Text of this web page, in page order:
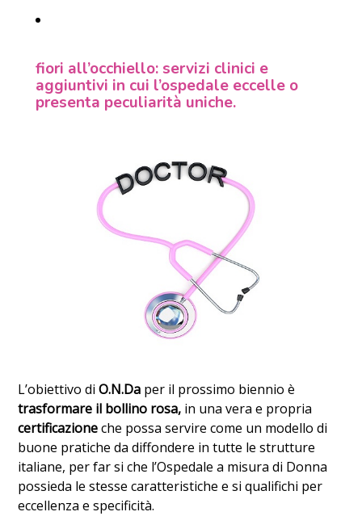
fiori all’occhiello: servizi clinici e
aggiuntivi in cui l’ospedale eccelle o
presenta peculiarità uniche.
L’obiettivo diO.N.Da per il prossimo biennio è
trasformare il bollino rosa, in una vera e propria
certificazioneche possa servire come un modello di
buone pratiche da diffondere in tutte le strutture
italiane, per far si che l’Ospedale a misura di Donna
possieda le stesse caratteristiche e si qualifichi per
eccellenza e specificità.